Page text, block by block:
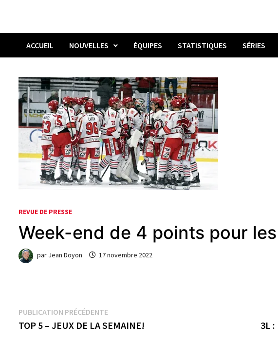
ACCUEIL NOUVELLES ÉQUIPES STATISTIQUES SÉRIES
REVUE DE PRESSE
Week-end de 4 points pour
par Jean Doyon 17 novembre 2022
Navigation
de
PUBLICATION PRÉCÉDENTEPublication
précédente :
TOP 5 – JEUX DE LA SEMAINE!
3L